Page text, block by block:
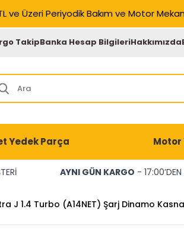
ve Üzeri Periyodik Bakım ve Motor
TakipBanka Hesap BilgileriHakkımızda
Yedek Parça Motor
AYNI GÜN KARGO - 17:00’DEN
J 1.4 Turbo (A14NET) Şarj Dinamo